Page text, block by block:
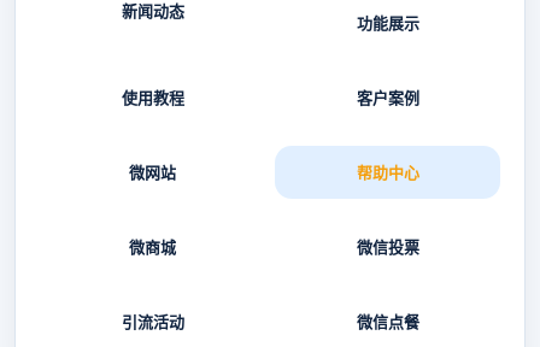
新闻动态
功能展示
使用教程 客户案例
微网站 帮助中心
微商城 微信投票
引流活动 微信点餐